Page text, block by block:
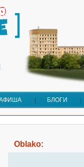
БЛОГИ
Oblako: